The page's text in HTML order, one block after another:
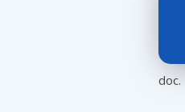
doc.